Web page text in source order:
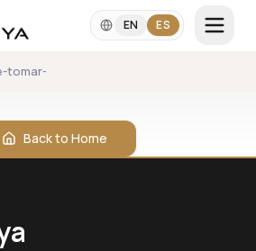
EN ES
tomar-antibioticos-despues-de-un-
Back to Home